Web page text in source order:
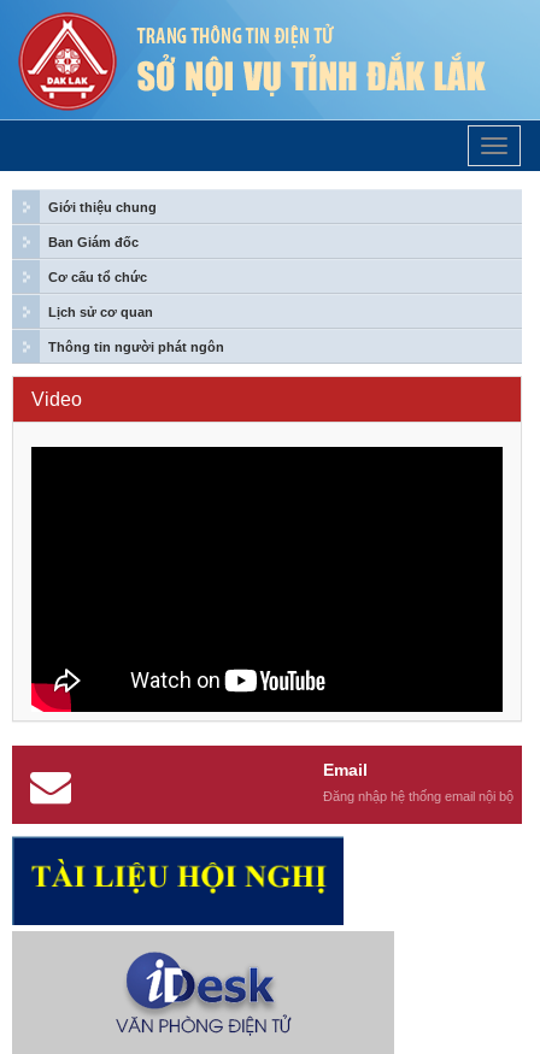
Trang
Chủ
Giới thiệu chung
Ban Giám đốc
Cơ cấu tổ chức
Lịch sử cơ quan
Thông tin người phát ngôn
Video
Email
Đăng nhập hệ thống email nội bộ